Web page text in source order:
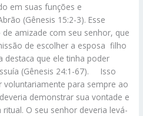
em suas funções e
(Gênesis 15:2-3). Esse
amizade com seu senhor, que
de escolher a esposa filho
destaca que ele tinha poder
(Gênesis 24:1-67).
Isso
voluntariamente para sempre ao
demonstrar sua vontade e
O seu senhor deveria levá-